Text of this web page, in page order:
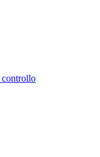
controllo